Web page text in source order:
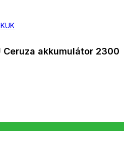
Ceruza akkumulátor 2300